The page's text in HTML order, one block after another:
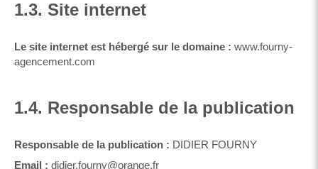
1.3. Site internet
Le site internet est hébergé sur le domaine : www.fourny-
agencement.com
1.4. Responsable de la publication
Responsable de la publication : DIDIER FOURNY
Email : didier.fourny@orange.fr